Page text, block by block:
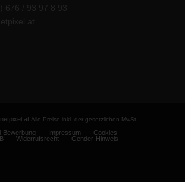
676 / 93 97 8 93
Alle Preise inkl. der gesetzlichen MwSt.
Bewerbung Impressum
Cookies
Widerrufsrecht Gender-Hinweis